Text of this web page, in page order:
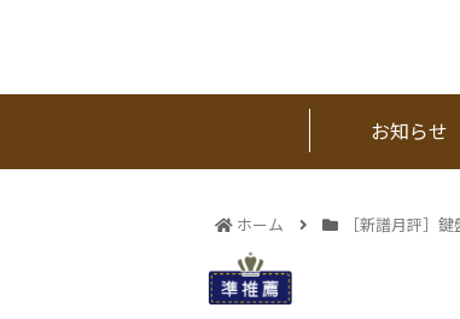
お知らせ
ホーム ［新譜月評］